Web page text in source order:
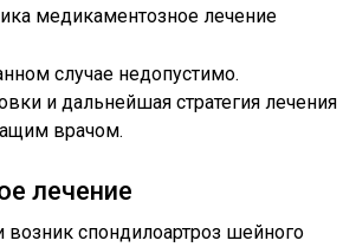
случае недопустимо.
и дальнейшая стратегия лечения
врачом.
лечение
возник спондилоартроз шейного